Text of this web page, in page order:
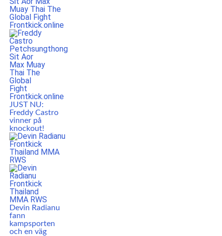
JUST NU:
Freddy Castro
vinner på
knockout!
Devin Radianu
fann
kampsporten
och en väg